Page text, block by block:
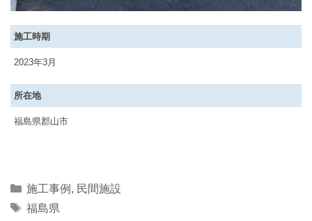
施工時期
2023年3月
所在地
福島県郡山市
Categories
施工事例 , 民間施設
Tags
福島県